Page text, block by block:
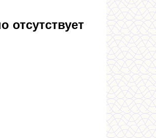
отсутствует